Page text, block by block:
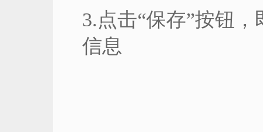
3.点击“保存”按钮
信息